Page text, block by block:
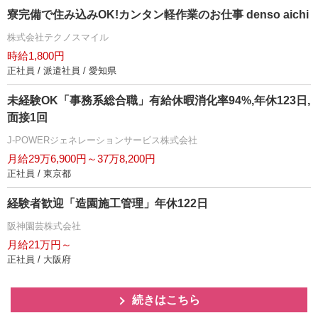
寮完備で住み込みOK!カンタン軽作業のお仕事 denso aichi
株式会社テクノスマイル
時給1,800円
正社員 / 派遣社員 / 愛知県
未経験OK「事務系総合職」有給休暇消化率94%,年休123日,
面接1回
J-POWERジェネレーションサービス株式会社
月給29万6,900円～37万8,200円
正社員 / 東京都
経験者歓迎「造園施工管理」年休122日
阪神園芸株式会社
月給21万円～
正社員 / 大阪府
続きはこちら